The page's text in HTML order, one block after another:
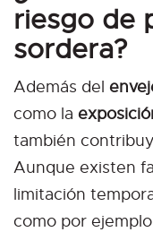
riesgo de
sordera?
Además del
como la
también
Aunque existen
limitación
como por ejemplo